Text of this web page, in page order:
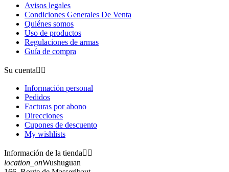
Avisos legales
Condiciones Generales De Venta
Quiénes somos
Uso de productos
Regulaciones de armas
Guía de compra
Su cuenta 
Información personal
Pedidos
Facturas por abono
Direcciones
Cupones de descuento
My wishlists
Información de la tienda 
location_onWushuguan